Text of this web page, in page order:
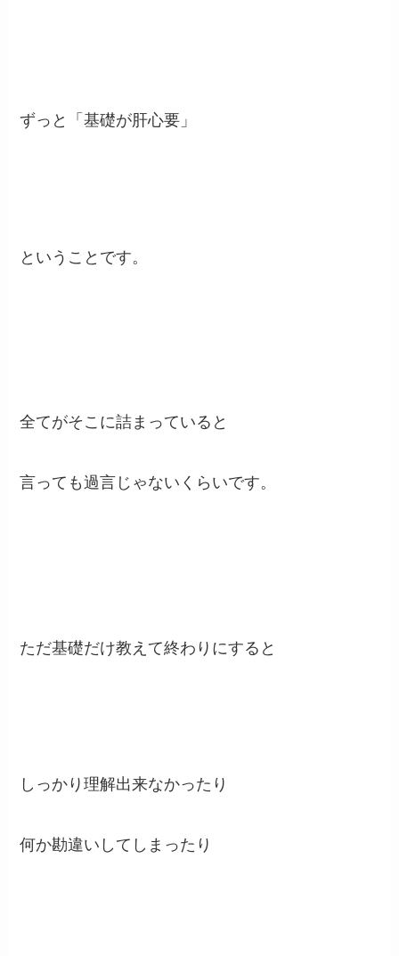
ずっと「基礎が肝心要」
ということです。
全てがそこに詰まっていると
言っても過言じゃないくらいです。
ただ基礎だけ教えて終わりにすると
しっかり理解出来なかったり
何か勘違いしてしまったり